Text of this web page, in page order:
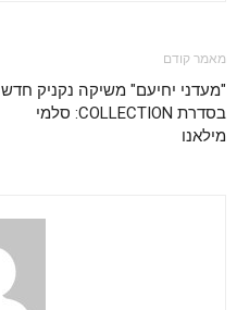
מאמר קודם
"מעדני יחיעם" משיקה נקניק חדש
בסדרת COLLECTION: סלמי
מילאנו